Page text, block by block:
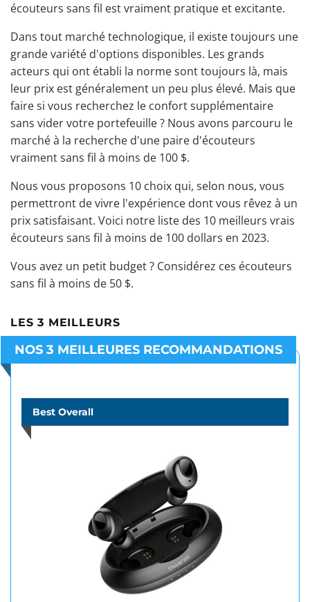
écouteurs sans fil est vraiment pratique et excitante.
Dans tout marché technologique, il existe toujours une
grande variété d'options disponibles. Les grands
acteurs qui ont établi la norme sont toujours là, mais
leur prix est généralement un peu plus élevé. Mais que
faire si vous recherchez le confort supplémentaire
sans vider votre portefeuille ? Nous avons parcouru le
marché à la recherche d'une paire d'écouteurs
vraiment sans fil à moins de 100 $.
Nous vous proposons 10 choix qui, selon nous, vous
permettront de vivre l'expérience dont vous rêvez à un
prix satisfaisant. Voici notre liste des 10 meilleurs vrais
écouteurs sans fil à moins de 100 dollars en 2023.
Vous avez un petit budget ? Considérez ces écouteurs
sans fil à moins de 50 $.
LES 3 MEILLEURS
NOS 3 MEILLEURES RECOMMANDATIONS
Best Overall